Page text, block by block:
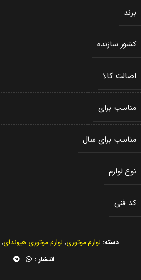
برند
کشور سازنده
اصالت کالا
مناسب برای
مناسب برای سال
نوع لوازم
کد فنی
دسته: لوازم موتوری, لوازم موتوری هیوندای,
انتشار :